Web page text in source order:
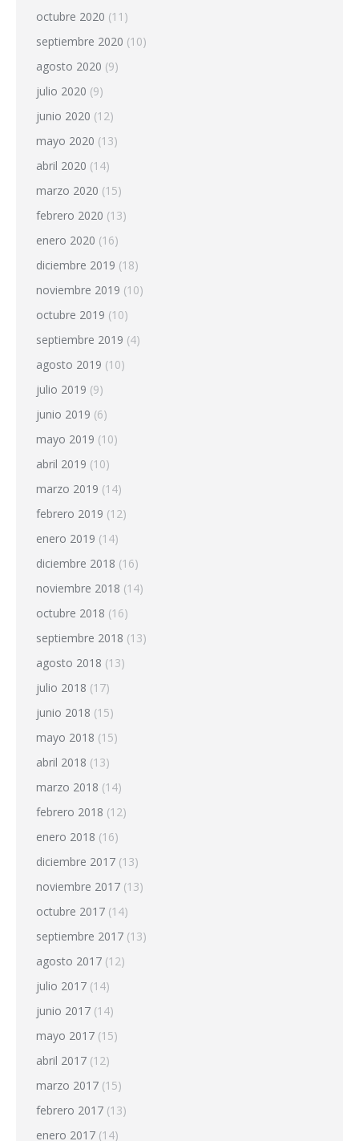
octubre 2020 (11)
septiembre 2020 (10)
agosto 2020 (9)
julio 2020 (9)
junio 2020 (12)
mayo 2020 (13)
abril 2020 (14)
marzo 2020 (15)
febrero 2020 (13)
enero 2020 (16)
diciembre 2019 (18)
noviembre 2019 (10)
octubre 2019 (10)
septiembre 2019 (4)
agosto 2019 (10)
julio 2019 (9)
junio 2019 (6)
mayo 2019 (10)
abril 2019 (10)
marzo 2019 (14)
febrero 2019 (12)
enero 2019 (14)
diciembre 2018 (16)
noviembre 2018 (14)
octubre 2018 (16)
septiembre 2018 (13)
agosto 2018 (13)
julio 2018 (17)
junio 2018 (15)
mayo 2018 (15)
abril 2018 (13)
marzo 2018 (14)
febrero 2018 (12)
enero 2018 (16)
diciembre 2017 (13)
noviembre 2017 (13)
octubre 2017 (14)
septiembre 2017 (13)
agosto 2017 (12)
julio 2017 (14)
junio 2017 (14)
mayo 2017 (15)
abril 2017 (12)
marzo 2017 (15)
febrero 2017 (13)
enero 2017 (14)